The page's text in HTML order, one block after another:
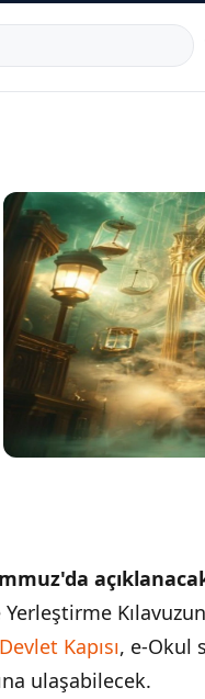
E-posta:info@dijinika.net
Kapısı, e-Okul
ulaşabilecek.